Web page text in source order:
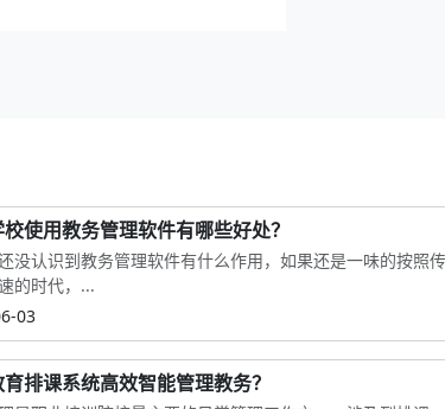
使用教务管理软件有哪些好处？
没认识到教务管理软件有什么作用，如果还是一味的按照
的时代，...
03
排课系统高效智能管理教务？